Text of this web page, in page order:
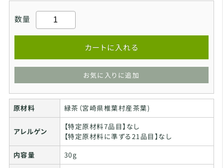
数量
カートに入れる
お気に入りに追加
原材料 緑茶（宮崎県椎葉村産茶葉)
アレルゲン
【特定原材料7品目】なし
【特定原材料に準ずる21品目】なし
内容量
30g